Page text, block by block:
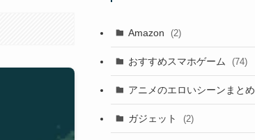
Amazon (2)
おすすめスマホゲーム (74)
アニメのエロいシーンまとめ
ガジェット (2)